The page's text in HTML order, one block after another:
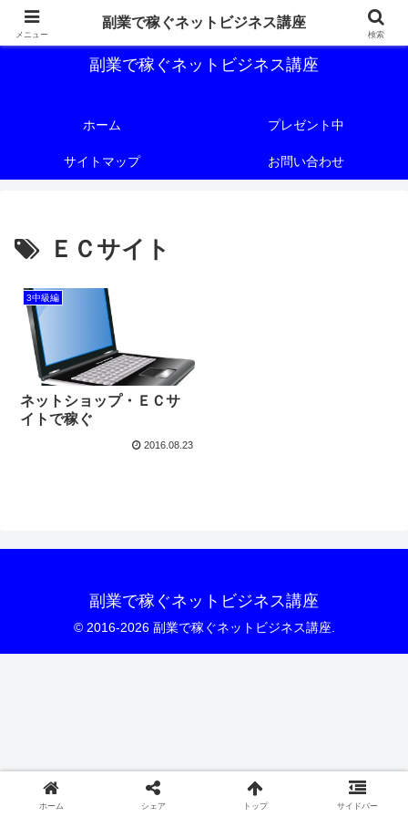
副業で稼ぐためのネットビジネス講座を公開しております。
副業で稼ぐネットビジネス講座
ホーム プレゼント中
サイトマップ お問い合わせ
ＥＣサイト
3中級編
ネットショップ・ＥＣサ
イトで稼ぐ
2016.08.23
副業で稼ぐネットビジネス講座
© 2016-2026 副業で稼ぐネットビジネス講座.
メニュー
副業で稼ぐネットビジネス講座
検索
ホーム シェア トップ サイドバー